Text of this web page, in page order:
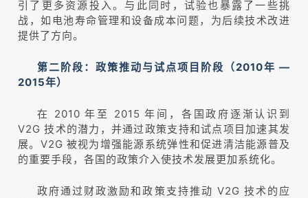
引了更多资源投入。与此同时，试验也暴露了一些挑
战，如电池寿命管理和设备成本问题，为后续技术改进
提供了方向。
第二阶段：政策推动与试点项目阶段（2010年 —
2015年）
在 2010 年至 2015 年间，各国政府逐渐认识到
V2G 技术的潜力，并通过政策支持和试点项目加速其发
展。V2G 被视为增强能源系统弹性和促进清洁能源普及
的重要手段，各国的政策介入使技术发展更加系统化。
政府通过财政激励和政策支持推动 V2G 技术的应